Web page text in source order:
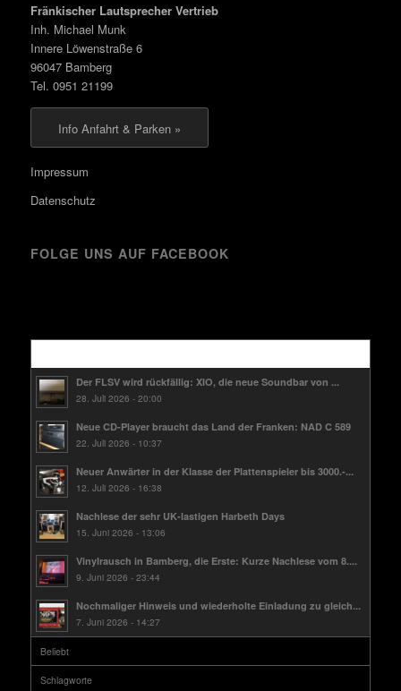
Fränkischer Lautsprecher Vertrieb
Inh. Michael Munk
Innere Löwenstraße 6
96047 Bamberg
Tel. 0951 21199
Info Anfahrt & Parken »
Impressum
Datenschutz
FOLGE UNS AUF FACEBOOK
Der FLSV wird rückfällig: XIO, die neue Soundbar von ...
28. Juli 2026 - 20:00
Neue CD-Player braucht das Land der Franken: NAD C 589
22. Juli 2026 - 10:37
Neuer Anwärter in der Klasse der Plattenspieler bis 3000.-...
12. Juli 2026 - 16:38
Nachlese der sehr UK-lastigen Harbeth Days
15. Juni 2026 - 13:06
Vinylrausch in Bamberg, die Erste: Kurze Nachlese vom 8....
9. Juni 2026 - 23:44
Nochmaliger Hinweis und wiederholte Einladung zu gleich...
7. Juni 2026 - 14:27
Beliebt
Schlagworte